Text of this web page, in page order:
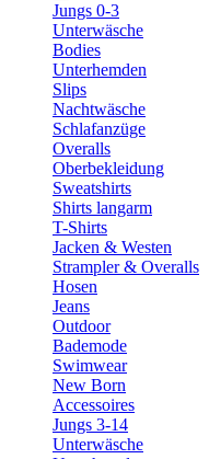
Jungs 0-3
Unterwäsche
Bodies
Unterhemden
Slips
Nachtwäsche
Schlafanzüge
Overalls
Oberbekleidung
Sweatshirts
Shirts langarm
T-Shirts
Jacken & Westen
Strampler & Overalls
Hosen
Jeans
Outdoor
Bademode
Swimwear
New Born
Accessoires
Jungs 3-14
Unterwäsche